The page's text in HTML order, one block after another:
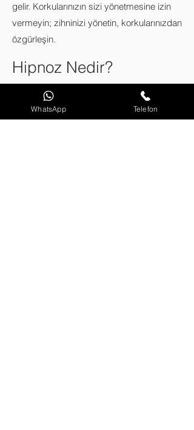
gelir. Korkularınızın sizi yönetmesine izin
vermeyin; zihninizi yönetin, korkularınızdan
özgürleşin.
Hipnoz Nedir?
NLP’ye göre hipnoz, sanıldığı gibi uyumak
veya kontrolü kaybetmek değil; aksine
WhatsApp Telefon